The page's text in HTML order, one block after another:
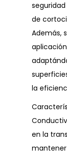
de
Además,
la
en la